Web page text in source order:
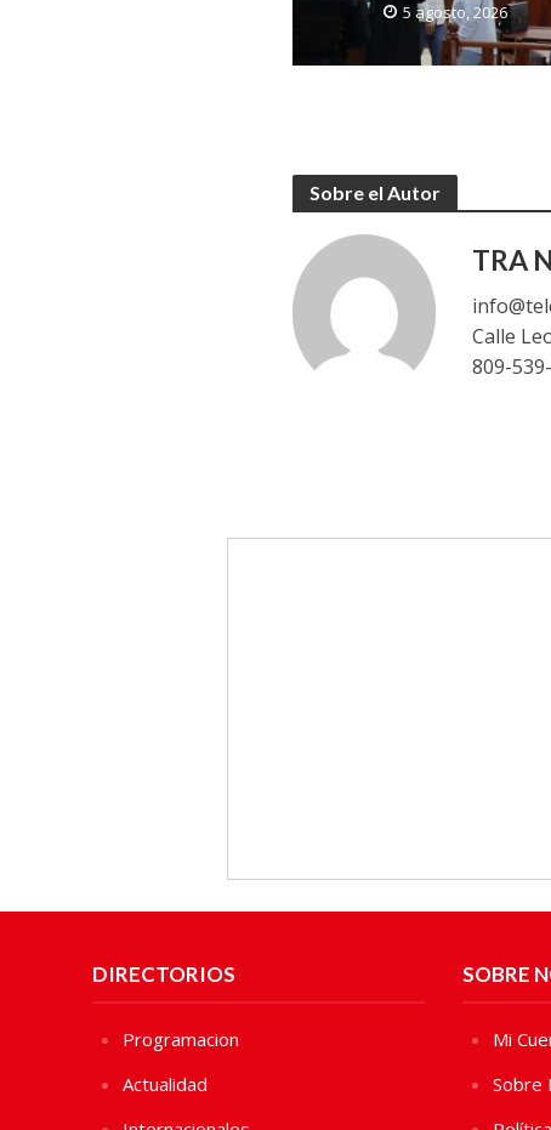
5 agosto, 2026
Sobre el Autor
TRA
Calle
809-
DIRECTORIOS
Programacion
Actualidad
SOBRE
Mi
Sobre